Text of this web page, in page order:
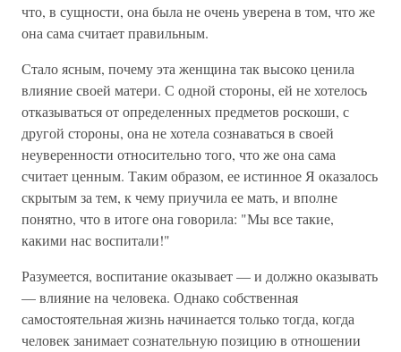
что, в сущности, она была не очень уверена в том, что же
она сама считает правильным.
Стало ясным, почему эта женщина так высоко ценила
влияние своей матери. С одной стороны, ей не хотелось
отказываться от определенных предметов роскоши, с
другой стороны, она не хотела сознаваться в своей
неуверенности относительно того, что же она сама
считает ценным. Таким образом, ее истинное Я оказалось
скрытым за тем, к чему приучила ее мать, и вполне
понятно, что в итоге она говорила: "Мы все такие,
какими нас воспитали!"
Разумеется, воспитание оказывает — и должно оказывать
— влияние на человека. Однако собственная
самостоятельная жизнь начинается только тогда, когда
человек занимает сознательную позицию в отношении